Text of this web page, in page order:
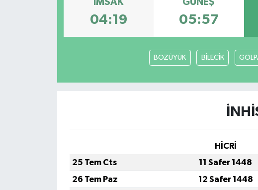
04:19 05:57
BOZÜYÜK BİLECİK
HİCRİ
25 Tem Cts
11 Safer 1448
26 Tem Paz
12 Safer 1448